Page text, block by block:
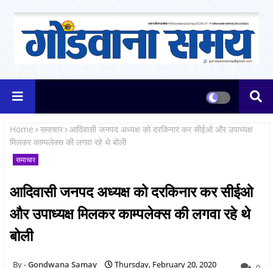
Home समाचार आदिवासी जनपद अध्यक्ष को दरकिनार कर सीईओ और उपाध्यक्ष
मिलकर काम्पलेक्स की लगवा रहे थे बोली
समाचार
आदिवासी जनपद अध्यक्ष को दरकिनार कर सीईओ
और उपाध्यक्ष मिलकर काम्पलेक्स की लगवा रहे थे
बोली
Gondwana Samay Thursday, February 20, 2020